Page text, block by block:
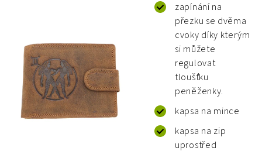
zapínání na
přezku se dvěma
cvoky díky kterým
si můžete
regulovat
tloušťku
peněženky.
kapsa na mince
kapsa na zip
uprostřed